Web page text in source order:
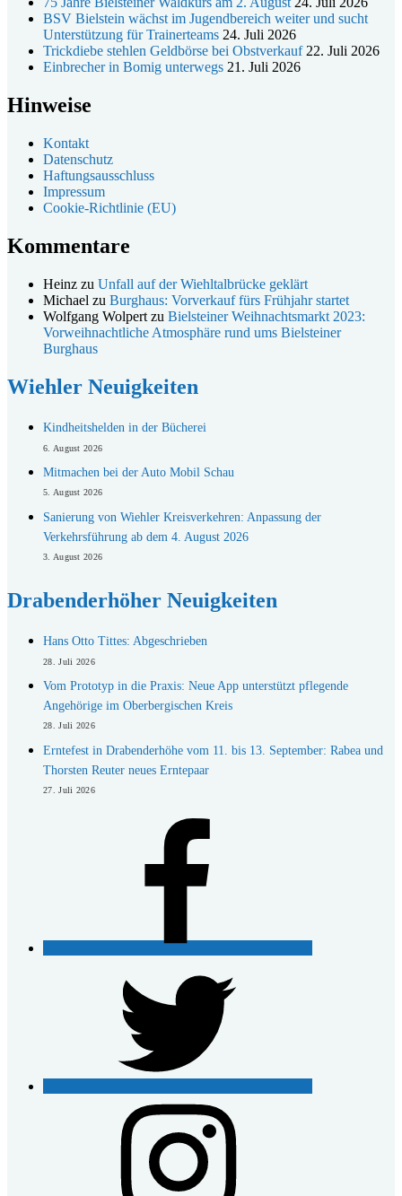
BSV Bielstein wächst im Jugendbereich weiter und sucht
Unterstützung für Trainerteams 24. Juli 2026
Trickdiebe stehlen Geldbörse bei Obstverkauf 22. Juli 2026
Einbrecher in Bomig unterwegs 21. Juli 2026
Hinweise
Kontakt
Datenschutz
Haftungsausschluss
Impressum
Cookie-Richtlinie (EU)
Kommentare
Heinz zu Unfall auf der Wiehltalbrücke geklärt
Michael zu Burghaus: Vorverkauf fürs Frühjahr startet
Wolfgang Wolpert zu Bielsteiner Weihnachtsmarkt 2023:
Vorweihnachtliche Atmosphäre rund ums Bielsteiner
Burghaus
Wiehler Neuigkeiten
Kindheitshelden in der Bücherei
6. August 2026
Mitmachen bei der Auto Mobil Schau
5. August 2026
Sanierung von Wiehler Kreisverkehren: Anpassung der
Verkehrsführung ab dem 4. August 2026
3. August 2026
Drabenderhöher Neuigkeiten
Hans Otto Tittes: Abgeschrieben
28. Juli 2026
Vom Prototyp in die Praxis: Neue App unterstützt pflegende
Angehörige im Oberbergischen Kreis
28. Juli 2026
Erntefest in Drabenderhöhe vom 11. bis 13. September: Rabea und
Thorsten Reuter neues Erntepaar
27. Juli 2026